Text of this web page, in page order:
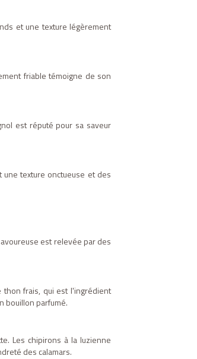
et une texture légèrement
friable témoigne de son
est réputé pour sa saveur
texture onctueuse et des
est relevée par des
thon frais, qui est l'ingrédient
bouillon parfumé.
Les chipirons à la luzienne
des calamars.